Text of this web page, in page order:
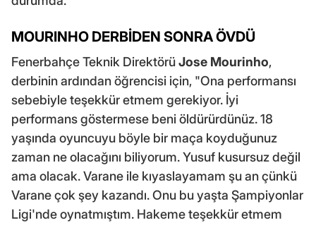
MOURINHO DERBİDEN SONRA ÖVDÜ
Fenerbahçe Teknik DirektörüJose Mourinho,
derbinin ardından öğrencisi için, "Ona performansı
sebebiyle teşekkür etmem gerekiyor. İyi
performans göstermese beni öldürürdünüz. 18
yaşında oyuncuyu böyle bir maça koyduğunuz
zaman ne olacağını biliyorum. Yusuf kusursuz değil
ama olacak. Varane ile kıyaslayamam şu an çünkü
Varane çok şey kazandı. Onu bu yaşta Şampiyonlar
Ligi'nde oynatmıştım. Hakeme teşekkür etmem